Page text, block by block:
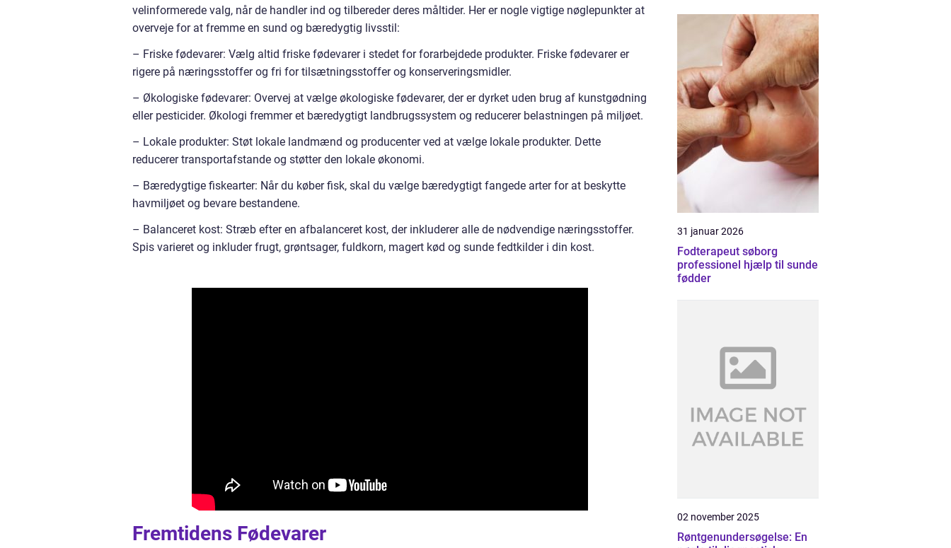
velinformerede valg, når de handler ind og tilbereder deres måltider. Her er nogle vigtige nøglepunkter at
overveje for at fremme en sund og bæredygtig livsstil:
– Friske fødevarer: Vælg altid friske fødevarer i stedet for forarbejdede produkter. Friske fødevarer er
rigere på næringsstoffer og fri for tilsætningsstoffer og konserveringsmidler.
– Økologiske fødevarer: Overvej at vælge økologiske fødevarer, der er dyrket uden brug af kunstgødning
eller pesticider. Økologi fremmer et bæredygtigt landbrugssystem og reducerer belastningen på miljøet.
– Lokale produkter: Støt lokale landmænd og producenter ved at vælge lokale produkter. Dette
reducerer transportafstande og støtter den lokale økonomi.
– Bæredygtige fiskearter: Når du køber fisk, skal du vælge bæredygtigt fangede arter for at beskytte
havmiljøet og bevare bestandene.
– Balanceret kost: Stræb efter en afbalanceret kost, der inkluderer alle de nødvendige næringsstoffer.
Spis varieret og inkluder frugt, grøntsager, fuldkorn, magert kød og sunde fedtkilder i din kost.
Fremtidens Fødevarer
31 januar 2026
Fodterapeut søborg
professionel hjælp til sunde
fødder
02 november 2025
Røntgenundersøgelse: En